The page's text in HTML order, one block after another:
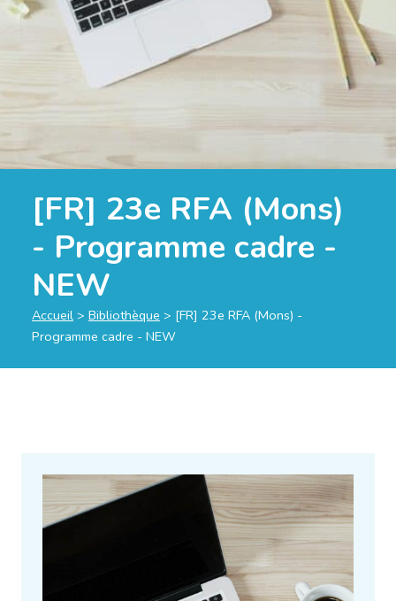
[FR] 23e RFA (Mons)
- Programme cadre -
NEW
Accueil > Bibliothèque > [FR] 23e RFA (Mons) -
Programme cadre - NEW